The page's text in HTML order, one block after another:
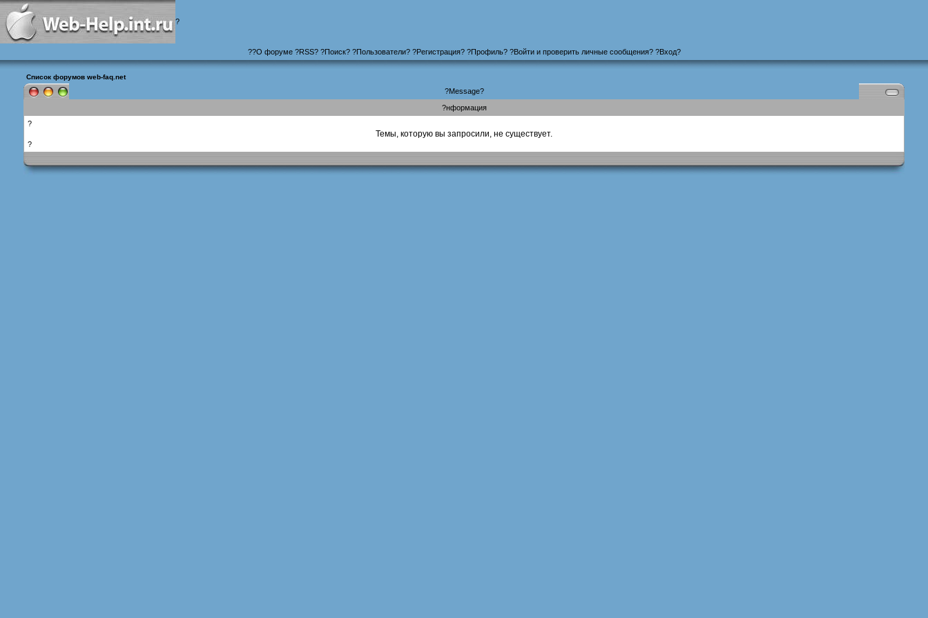
?
??О форуме?RSS? ?Поиск? ?Пользователи? ?Регистрация? ?Профиль? ?Войти и проверить личные сообщения? ?Вход?
Список форумов web-faq.net
?Message?
?нформация
?
Темы, которую вы запросили, не существует.
?